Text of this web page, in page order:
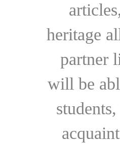
heritage
partner
will be